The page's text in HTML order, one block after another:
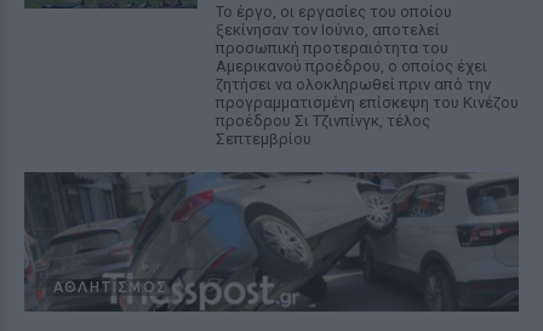
Το έργο, οι εργασίες του οποίου
ξεκίνησαν τον Ιούνιο, αποτελεί
προσωπική προτεραιότητα του
Αμερικανού προέδρου, ο οποίος έχει
ζητήσει να ολοκληρωθεί πριν από την
προγραμματισμένη επίσκεψη του Κινέζου
προέδρου Σι Τζινπίνγκ, τέλος
Σεπτεμβρίου
ΑΘΛΗΤΙΣΜΌΣ